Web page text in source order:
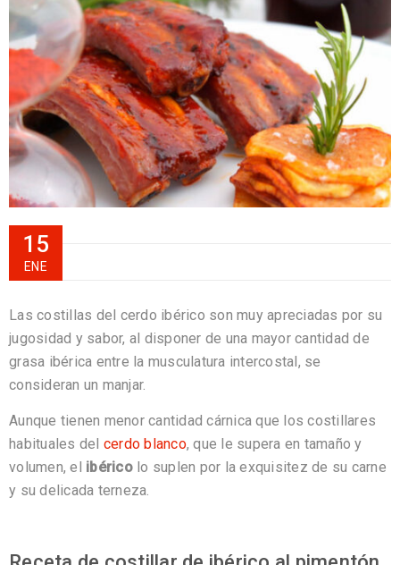
15
ENE
Las costillas del cerdo ibérico son muy apreciadas por su
jugosidad y sabor, al disponer de una mayor cantidad de
grasa ibérica entre la musculatura intercostal, se
consideran un manjar.
Aunque tienen menor cantidad cárnica que los costillares
habituales del cerdo blanco, que le supera en tamaño y
volumen, el ibéricolo suplen por la exquisitez de su carne
y su delicada terneza.